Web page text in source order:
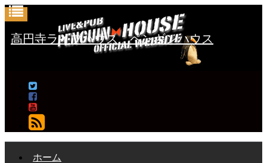
高円寺ライブハウス ペンギンハウス
ホーム